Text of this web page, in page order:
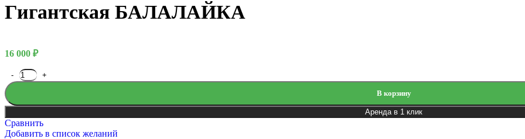
Гигантская БАЛАЛАЙКА
16 000 ₽
В корзину
Аренда в 1 клик
Сравнить
Добавить в список желаний